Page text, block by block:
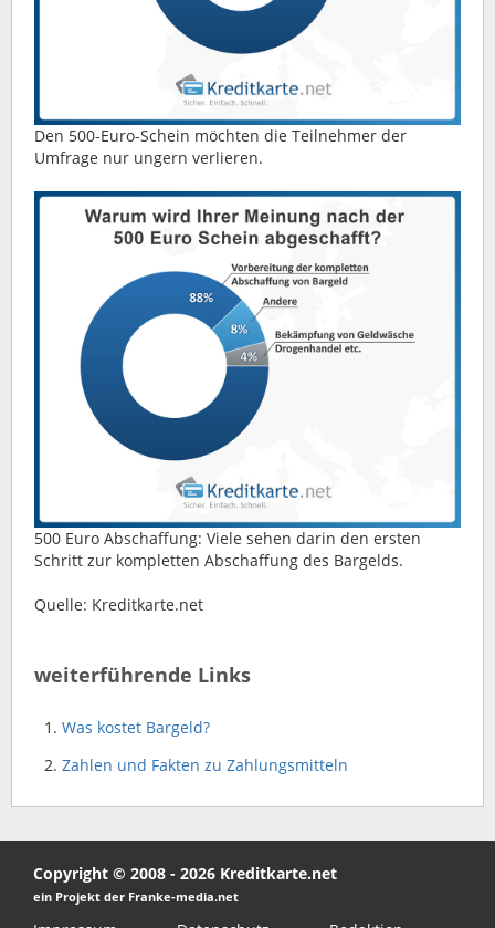
Den 500-Euro-Schein möchten die Teilnehmer der
Umfrage nur ungern verlieren.
500 Euro Abschaffung: Viele sehen darin den ersten
Schritt zur kompletten Abschaffung des Bargelds.
Quelle: Kreditkarte.net
weiterführende Links
Was kostet Bargeld?
Zahlen und Fakten zu Zahlungsmitteln
Copyright © 2008 - 2026 Kreditkarte.net
ein Projekt der Franke-media.net